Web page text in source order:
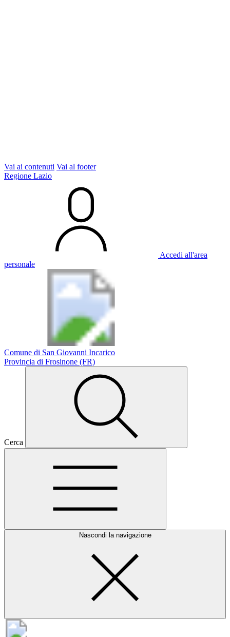
Vai ai contenuti Vai al footer
Regione Lazio
Accedi all'area
personale
Comune di San Giovanni Incarico
Provincia di Frosinone (FR)
Cerca
Nascondi la navigazione